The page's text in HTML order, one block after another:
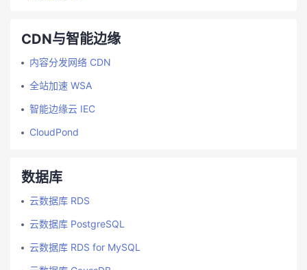
CDN与智能边缘
内容分发网络 CDN
全站加速 WSA
智能边缘云 IEC
CloudPond
数据库
云数据库 RDS
云数据库 PostgreSQL
云数据库 RDS for MySQL